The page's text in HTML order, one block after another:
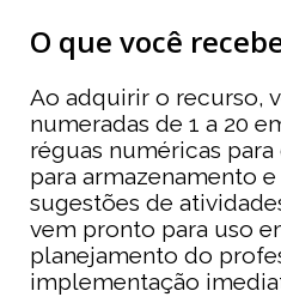
O que você
Ao adquirir o recurso,
numeradas de 1 a 20
réguas numéricas
para armazenamento
sugestões de
vem pronto para uso
planejamento do
implementação